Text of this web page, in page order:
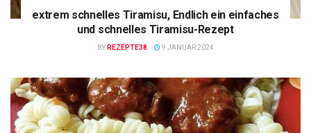
extrem schnelles Tiramisu, Endlich ein einfaches
und schnelles Tiramisu-Rezept
BY REZEPTE38 9 JANUAR 2024